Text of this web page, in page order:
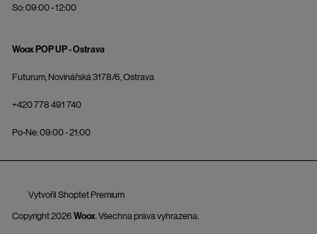
So: 09:00 - 12:00
Woox POP UP - Ostrava
Futurum, Novinářská 3178/6, Ostrava
+420 778 491 740
Po-Ne: 09:00 - 21:00
Vytvořil Shoptet Premium
Copyright 2026 Woox . Všechna práva vyhrazena.